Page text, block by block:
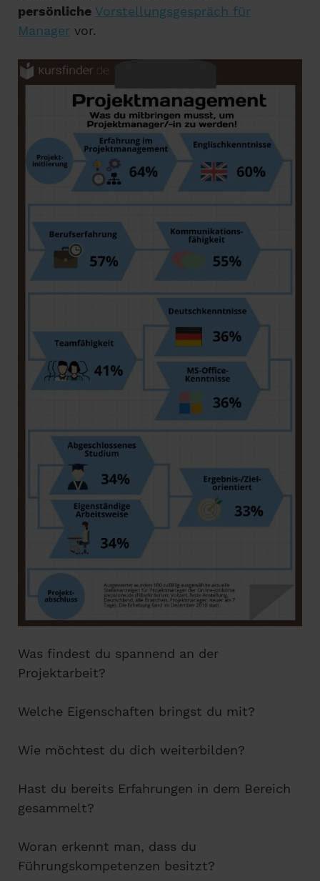
persönliche Vorstellungsgespräch für
Manager vor.
Was findest du spannend an der
Projektarbeit?
Welche Eigenschaften bringst du mit?
Wie möchtest du dich weiterbilden?
Hast du bereits Erfahrungen in dem Bereich
gesammelt?
Woran erkennt man, dass du
Führungskompetenzen besitzt?